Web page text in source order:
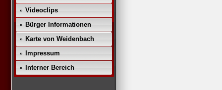
Videoclips
Bürger Informationen
Karte von Weidenbach
Impressum
Interner Bereich